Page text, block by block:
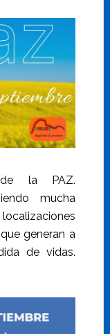
la PAZ.
mucha
generan a
de vidas.